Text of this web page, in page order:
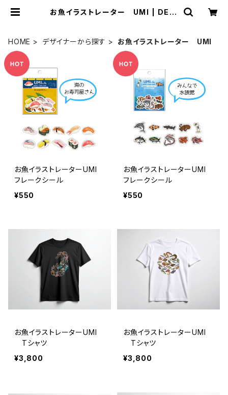
お魚イラストレーター UMI | DESI
HOME デザイナーから探す お魚イラストレーター UMI
お魚イラストレーターUMI
フレークシール
¥550
お魚イラストレーターUMI
フレークシール
¥550
お魚イラストレーターUMI
Tシャツ
¥3,800
お魚イラストレーターUMI
Tシャツ
¥3,800